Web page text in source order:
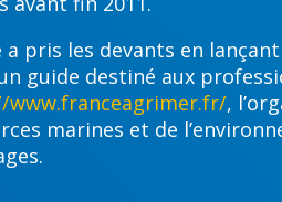
pris les devants en
guide destiné aux
www.franceagrimer.fr/,
marines et de